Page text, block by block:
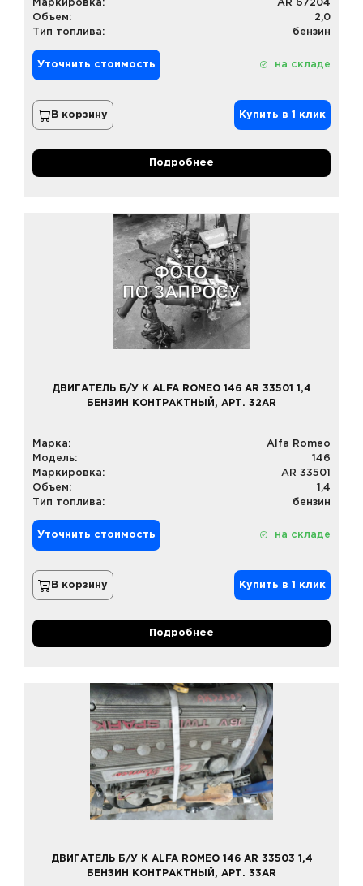
Маркировка:
AR 67204
Объем:
2,0
Тип топлива:
бензин
Уточнить стоимость на складе
В корзину Купить в 1 клик
Подробнее
ДВИГАТЕЛЬ Б/У К ALFA ROMEO 146 AR 33501 1,4
БЕНЗИН КОНТРАКТНЫЙ, АРТ. 32AR
Марка:
Alfa Romeo
Модель:
146
Маркировка:
AR 33501
Объем:
1,4
Тип топлива:
бензин
Уточнить стоимость на складе
В корзину Купить в 1 клик
Подробнее
ДВИГАТЕЛЬ Б/У К ALFA ROMEO 146 AR 33503 1,4
БЕНЗИН КОНТРАКТНЫЙ, АРТ. 33AR